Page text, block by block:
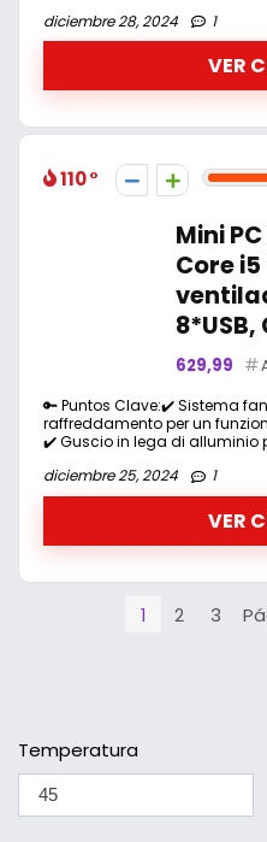
diciembre 28, 2024
1
VER
110
Mini
Core i5
8*USB,
629,99
🔑 Puntos Clave:✔️ Sistema
raffreddamento per un
✔️ Guscio in lega di alluminio
diciembre 25, 2024
1
VER
1 2 3
Temperatura